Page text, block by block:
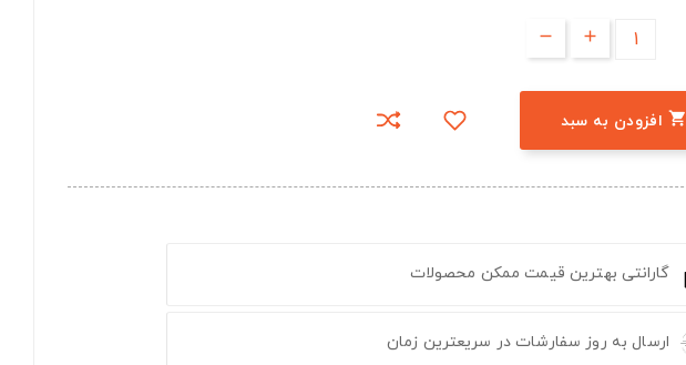
 افزودن به سبد
گارانتی بهترین قیمت ممکن محصولات
ارسال به روز سفارشات در سریعترین زمان